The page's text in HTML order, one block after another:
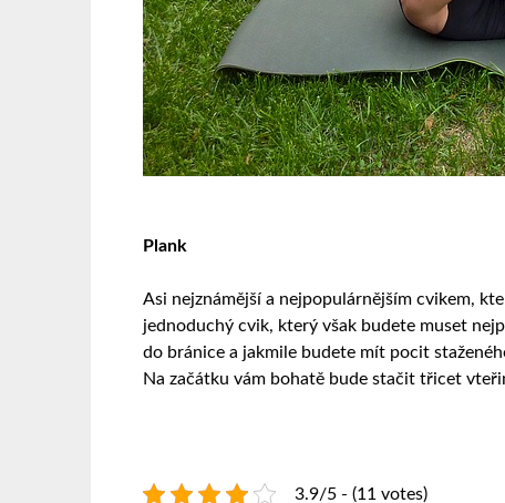
Plank
Asi nejznámější a nejpopulárnějším cvikem,
jednoduchý cvik, který však budete muset
do bránice a jakmile budete mít pocit
Na začátku vám bohatě bude stačit třicet
3.9/5 - (11 votes)